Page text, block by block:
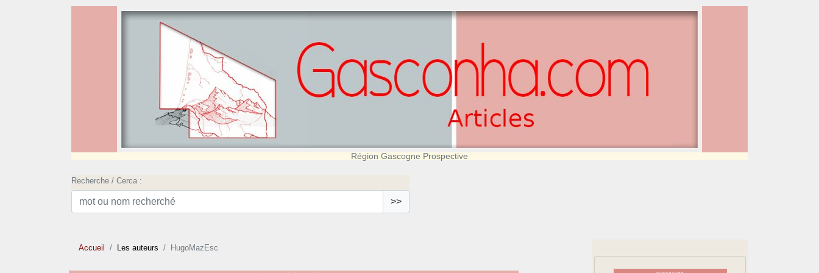
Région Gascogne Prospective
Recherche / Cerca :
>>
Accueil Les auteurs HugoMazEsc